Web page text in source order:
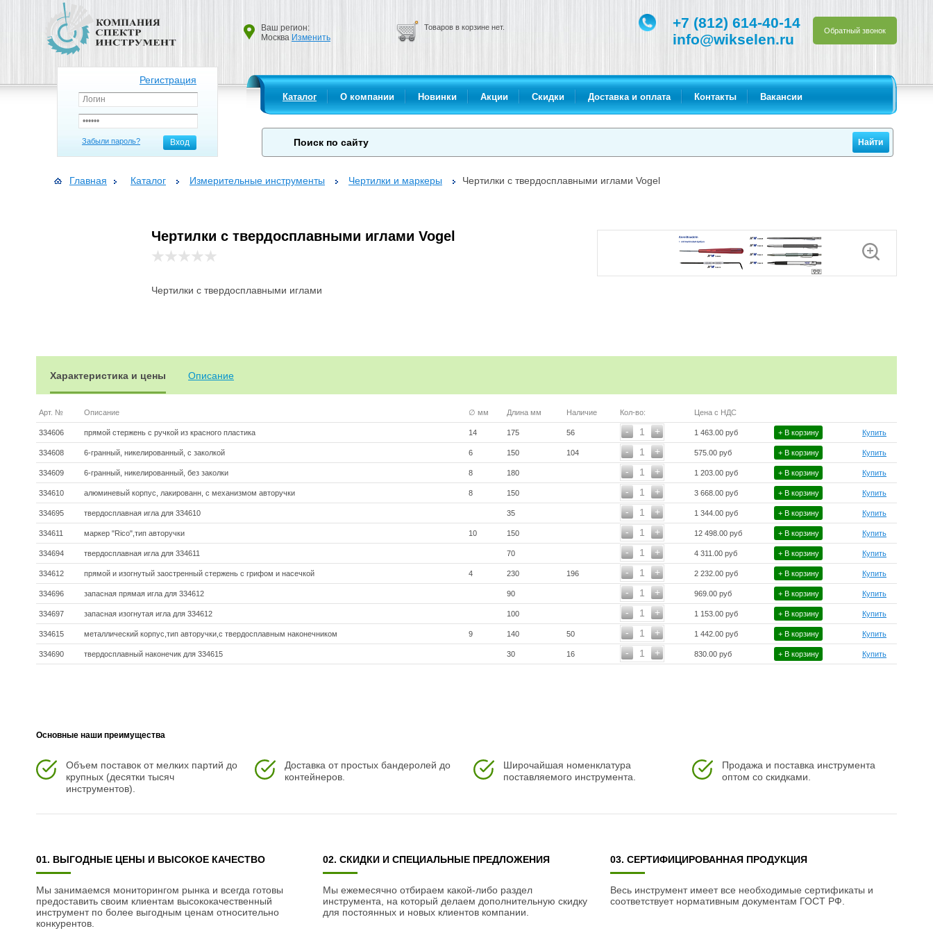
+7 (812) 614-40-14
info@wikselen.ru
Обратный звонок
Ваш регион:
Москва Изменить
Товаров в корзине нет.
Регистрация
Забыли пароль? Вход
Каталог О компании Новинки Акции Скидки Доставка и оплата Контакты Вакансии
Главная Каталог Измерительные инструменты Чертилки и маркеры Чертилки с твердосплавными иглами Vogel
Чертилки с твердосплавными иглами Vogel
Чертилки с твердосплавными иглами
Характеристика и цены Описание
Арт. № Описание ∅ мм Длина мм Наличие Кол-во: Цена с НДС
334606 прямой стержень с ручкой из красного пластика 14 175 56 +
- 1 1 463.00 руб + В корзину Купить
334608 6-гранный, никелированный, с заколкой 6 150 104 +
- 1 575.00 руб + В корзину Купить
334609 6-гранный, никелированный, без заколки 8 180 +
- 1 1 203.00 руб + В корзину Купить
334610 алюминевый корпус, лакированн, с механизмом авторучки 8 150 +
- 1 3 668.00 руб + В корзину Купить
334695 твердосплавная игла для 334610 35 +
- 1 1 344.00 руб + В корзину Купить
334611 маркер "Rico",тип авторучки 10 150 +
- 1 12 498.00 руб + В корзину Купить
334694 твердосплавная игла для 334611 70 +
- 1 4 311.00 руб + В корзину Купить
334612 прямой и изогнутый заостренный стержень с грифом и насечкой 4 230 196 +
- 1 2 232.00 руб + В корзину Купить
334696 запасная прямая игла для 334612 90 +
- 1 969.00 руб + В корзину Купить
334697 запасная изогнутая игла для 334612 100 +
- 1 1 153.00 руб + В корзину Купить
334615 металлический корпус,тип авторучки,с твердосплавным наконечником 9 140 50 +
- 1 1 442.00 руб + В корзину Купить
334690 твердосплавный наконечик для 334615 30 16 +
- 1 830.00 руб + В корзину Купить
Основные наши преимущества
Объем поставок от мелких партий до
крупных (десятки тысяч
инструментов).
Доставка от простых бандеролей до
контейнеров.
Широчайшая номенклатура
поставляемого инструмента.
Продажа и поставка инструмента
оптом со скидками.
01. ВЫГОДНЫЕ ЦЕНЫ И ВЫСОКОЕ КАЧЕСТВО
Мы занимаемся мониторингом рынка и всегда готовы
предоставить своим клиентам высококачественный
инструмент по более выгодным ценам относительно
конкурентов.
02. СКИДКИ И СПЕЦИАЛЬНЫЕ ПРЕДЛОЖЕНИЯ
Мы ежемесячно отбираем какой-либо раздел
инструмента, на который делаем дополнительную скидку
для постоянных и новых клиентов компании.
03. СЕРТИФИЦИРОВАННАЯ ПРОДУКЦИЯ
Весь инструмент имеет все необходимые сертификаты и
соответствует нормативным документам ГОСТ РФ.